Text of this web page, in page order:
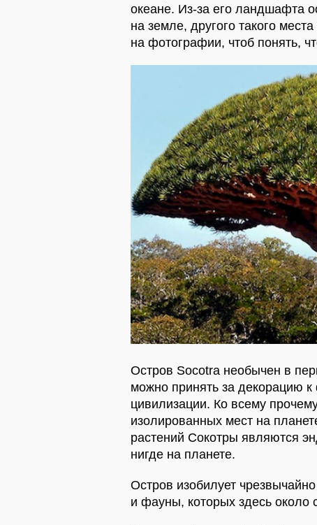
океане. Из-за его ландшафта
на земле, другого такого
на фотографии, чтоб понять,
Остров Socotra необычен в
можно принять за декорацию
цивилизации. Ко всему
изолированных мест на
растений Сокотры являются
нигде на планете.
Остров изобилует
и фауны, которых здесь около